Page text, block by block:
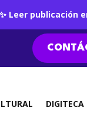
Leer publicación
DIGITECA